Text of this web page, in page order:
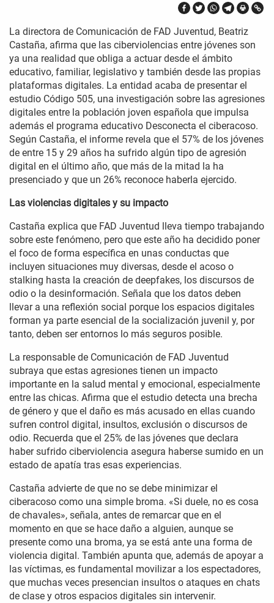
La directora de Comunicación de FAD Juventud, Beatriz
Castaña, afirma que las ciberviolencias entre jóvenes son
ya una realidad que obliga a actuar desde el ámbito
educativo, familiar, legislativo y también desde las propias
plataformas digitales. La entidad acaba de presentar el
estudio Código 505, una investigación sobre las agresiones
digitales entre la población joven española que impulsa
además el programa educativo Desconecta el ciberacoso.
Según Castaña, el informe revela que el 57% de los jóvenes
de entre 15 y 29 años ha sufrido algún tipo de agresión
digital en el último año, que más de la mitad la ha
presenciado y que un 26% reconoce haberla ejercido.
Las violencias digitales y su impacto
Castaña explica que FAD Juventud lleva tiempo trabajando
sobre este fenómeno, pero que este año ha decidido poner
el foco de forma específica en unas conductas que
incluyen situaciones muy diversas, desde el acoso o
stalking hasta la creación de deepfakes, los discursos de
odio o la desinformación. Señala que los datos deben
llevar a una reflexión social porque los espacios digitales
forman ya parte esencial de la socialización juvenil y, por
tanto, deben ser entornos lo más seguros posible.
La responsable de Comunicación de FAD Juventud
subraya que estas agresiones tienen un impacto
importante en la salud mental y emocional, especialmente
entre las chicas. Afirma que el estudio detecta una brecha
de género y que el daño es más acusado en ellas cuando
sufren control digital, insultos, exclusión o discursos de
odio. Recuerda que el 25% de las jóvenes que declara
haber sufrido ciberviolencia asegura haberse sumido en un
estado de apatía tras esas experiencias.
Castaña advierte de que no se debe minimizar el
ciberacoso como una simple broma. «Si duele, no es cosa
de chavales», señala, antes de remarcar que en el
momento en que se hace daño a alguien, aunque se
presente como una broma, ya se está ante una forma de
violencia digital. También apunta que, además de apoyar a
las víctimas, es fundamental movilizar a los espectadores,
que muchas veces presencian insultos o ataques en chats
de clase y otros espacios digitales sin intervenir.